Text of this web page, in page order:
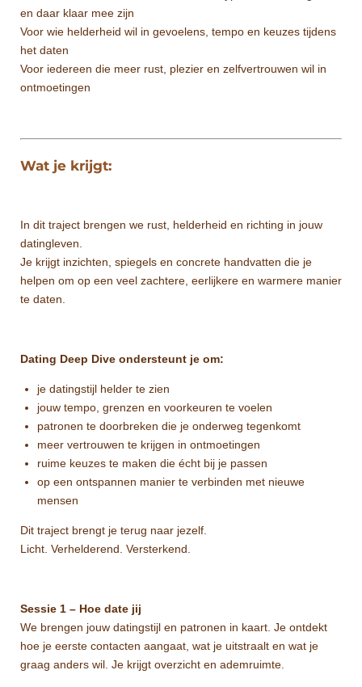
en daar klaar mee zijn
Voor wie helderheid wil in gevoelens, tempo en keuzes tijdens
het daten
Voor iedereen die meer rust, plezier en zelfvertrouwen wil in
ontmoetingen
Wat je krijgt:
In dit traject brengen we rust, helderheid en richting in jouw
datingleven.
Je krijgt inzichten, spiegels en concrete handvatten die je
helpen om op een veel zachtere, eerlijkere en warmere manier
te daten.
Dating Deep Dive ondersteunt je om:
je datingstijl helder te zien
jouw tempo, grenzen en voorkeuren te voelen
patronen te doorbreken die je onderweg tegenkomt
meer vertrouwen te krijgen in ontmoetingen
ruime keuzes te maken die écht bij je passen
op een ontspannen manier te verbinden met nieuwe
mensen
Dit traject brengt je terug naar jezelf.
Licht. Verhelderend. Versterkend.
Sessie 1 – Hoe date jij
We brengen jouw datingstijl en patronen in kaart. Je ontdekt
hoe je eerste contacten aangaat, wat je uitstraalt en wat je
graag anders wil. Je krijgt overzicht en ademruimte.